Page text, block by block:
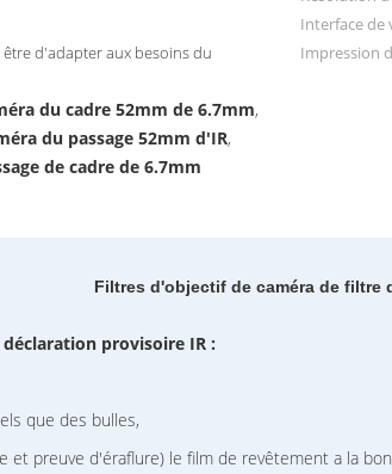
Interface de
d'adapter aux besoins du
Impression
du cadre 52mm de 6.7mm,
du passage 52mm d'IR,
de cadre de 6.7mm
Filtres d'objectif de caméra de filtre
provisoire IR :
que des bulles,
et preuve d'éraflure) le film de revêtement a la